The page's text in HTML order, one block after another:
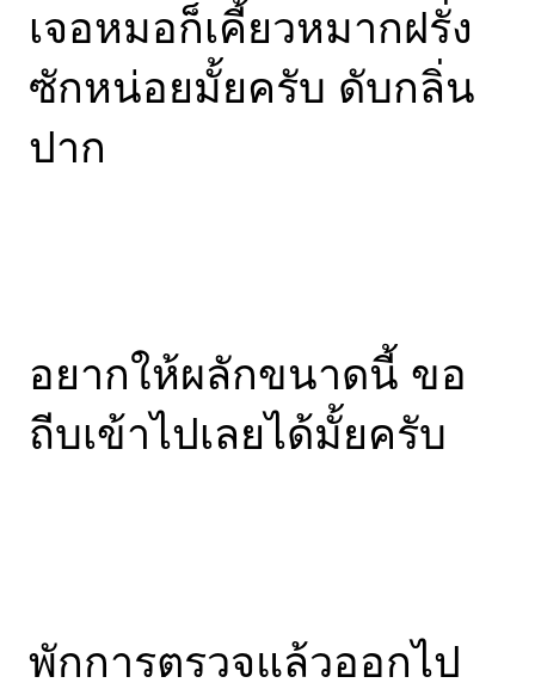
เจอหมอก็เคี้ยวหมากฝรั่ง
ซักหน่อยมั้ยครับ ดับกลิ่น
ปาก
อยากให้ผลักขนาดนี้ ขอ
ถีบเข้าไปเลยได้มั้ยครับ
พักการตรวจแล้วออกไป